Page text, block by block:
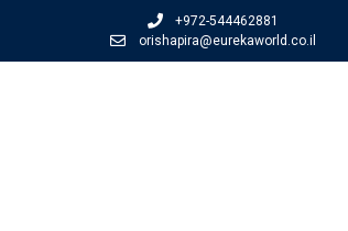
+972-544462881
orishapira@eurekaworld.co.il